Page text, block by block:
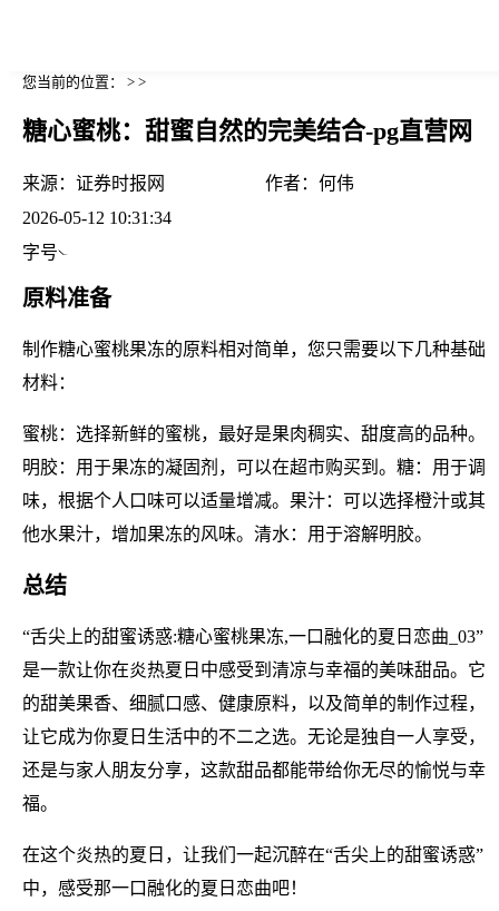
您当前的位置： > >
糖心蜜桃：甜蜜自然的完美结合-pg直营网
来源： 证券时报网 作者： 何伟
2026-05-12 10:31:34
字号
原料准备
制作糖心蜜桃果冻的原料相对简单，您只需要以下几种基础
材料：
蜜桃：选择新鲜的蜜桃，最好是果肉稠实、甜度高的品种。
明胶：用于果冻的凝固剂，可以在超市购买到。糖：用于调
味，根据个人口味可以适量增减。果汁：可以选择橙汁或其
他水果汁，增加果冻的风味。清水：用于溶解明胶。
总结
“舌尖上的甜蜜诱惑:糖心蜜桃果冻,一口融化的夏日恋曲_03”
是一款让你在炎热夏日中感受到清凉与幸福的美味甜品。它
的甜美果香、细腻口感、健康原料，以及简单的制作过程，
让它成为你夏日生活中的不二之选。无论是独自一人享受，
还是与家人朋友分享，这款甜品都能带给你无尽的愉悦与幸
福。
在这个炎热的夏日，让我们一起沉醉在“舌尖上的甜蜜诱惑”
中，感受那一口融化的夏日恋曲吧！